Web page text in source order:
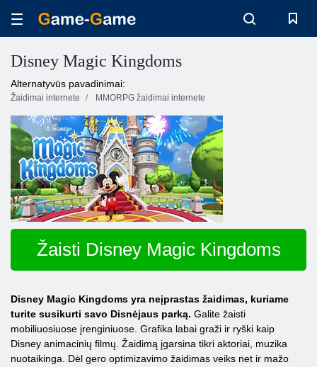
Disney Magic Kingdoms
Alternatyvūs pavadinimai:
Žaidimai internete MMORPG žaidimai internete
Žaisti Disney Magic Kingdoms
Disney Magic Kingdoms yra neįprastas žaidimas, kuriame
turite susikurti savo Disnėjaus parką. Galite žaisti
mobiliuosiuose įrenginiuose. Grafika labai graži ir ryški kaip
Disney animacinių filmų. Žaidimą įgarsina tikri aktoriai, muzika
nuotaikinga. Dėl gero optimizavimo žaidimas veiks net ir mažo